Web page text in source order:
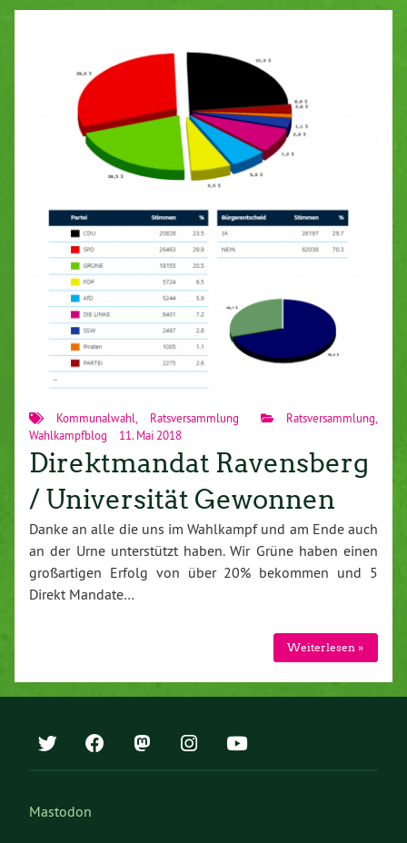
Kommunalwahl, Ratsversammlung Ratsversammlung,
Wahlkampfblog
11. Mai 2018
Direktmandat Ravensberg
/ Universität Gewonnen
Danke an alle die uns im Wahlkampf und am Ende auch
an der Urne unterstützt haben. Wir Grüne haben einen
großartigen Erfolg von über 20% bekommen und 5
Direkt Mandate…
Weiterlesen »
Mastodon